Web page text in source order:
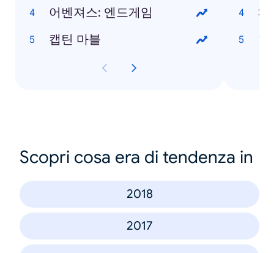
어벤져스: 엔드게임
캡틴 마블
한
Scopri cosa era di tendenza in
2018
2017